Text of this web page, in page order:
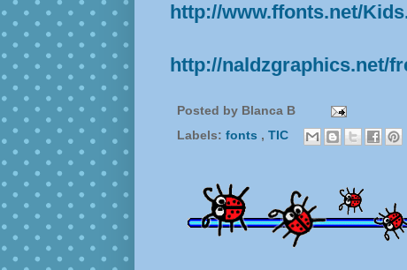
http://www.ffonts.net/
http://naldzgraphics.net/
Posted by Blanca B
Labels: fonts , TIC